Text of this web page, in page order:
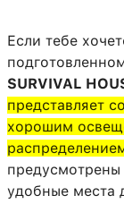
Если тебе
SURVIVAL
представляет
хорошим
удобные места